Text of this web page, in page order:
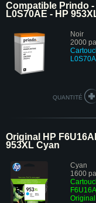
Compatible Prindo -
L0S70AE - HP
Noir
2000
QUANTITÉ
Original HP
953XL Cyan
Cyan
1600
Original